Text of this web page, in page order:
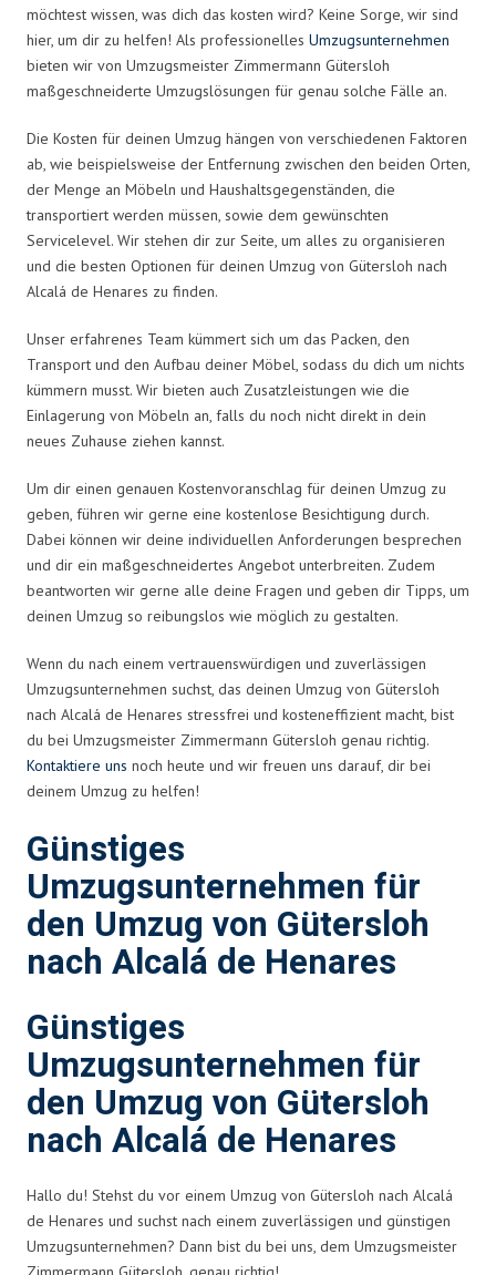
möchtest wissen, was dich das kosten wird? Keine Sorge, wir sind
hier, um dir zu helfen! Als professionelles Umzugsunternehmen
bieten wir von Umzugsmeister Zimmermann Gütersloh
maßgeschneiderte Umzugslösungen für genau solche Fälle an.
Die Kosten für deinen Umzug hängen von verschiedenen Faktoren
ab, wie beispielsweise der Entfernung zwischen den beiden Orten,
der Menge an Möbeln und Haushaltsgegenständen, die
transportiert werden müssen, sowie dem gewünschten
Servicelevel. Wir stehen dir zur Seite, um alles zu organisieren
und die besten Optionen für deinen Umzug von Gütersloh nach
Alcalá de Henares zu finden.
Unser erfahrenes Team kümmert sich um das Packen, den
Transport und den Aufbau deiner Möbel, sodass du dich um nichts
kümmern musst. Wir bieten auch Zusatzleistungen wie die
Einlagerung von Möbeln an, falls du noch nicht direkt in dein
neues Zuhause ziehen kannst.
Um dir einen genauen Kostenvoranschlag für deinen Umzug zu
geben, führen wir gerne eine kostenlose Besichtigung durch.
Dabei können wir deine individuellen Anforderungen besprechen
und dir ein maßgeschneidertes Angebot unterbreiten. Zudem
beantworten wir gerne alle deine Fragen und geben dir Tipps, um
deinen Umzug so reibungslos wie möglich zu gestalten.
Wenn du nach einem vertrauenswürdigen und zuverlässigen
Umzugsunternehmen suchst, das deinen Umzug von Gütersloh
nach Alcalá de Henares stressfrei und kosteneffizient macht, bist
du bei Umzugsmeister Zimmermann Gütersloh genau richtig.
Kontaktiere uns noch heute und wir freuen uns darauf, dir bei
deinem Umzug zu helfen!
Günstiges
Umzugsunternehmen für
den Umzug von Gütersloh
nach Alcalá de Henares
Günstiges
Umzugsunternehmen für
den Umzug von Gütersloh
nach Alcalá de Henares
Hallo du! Stehst du vor einem Umzug von Gütersloh nach Alcalá
de Henares und suchst nach einem zuverlässigen und günstigen
Umzugsunternehmen? Dann bist du bei uns, dem Umzugsmeister